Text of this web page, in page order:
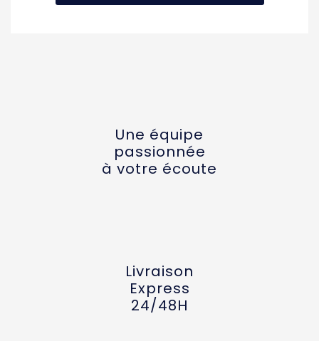
Une équipe
passionnée
à votre écoute
Livraison
Express
24/48H